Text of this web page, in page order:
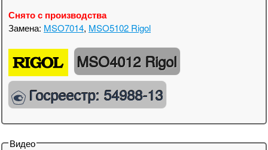
Снято с производства
Замена: MSO7014, MSO5102 Rigol
MSO4012 Rigol
Госреестр: 54988-13
Видео